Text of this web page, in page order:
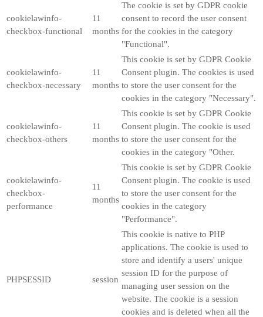
cookielawinfo-
checkbox-functional
11
months
The cookie is set by GDPR cookie
consent to record the user consent
for the cookies in the category
"Functional".
cookielawinfo-
checkbox-necessary
11
months
This cookie is set by GDPR Cookie
Consent plugin. The cookies is used
to store the user consent for the
cookies in the category "Necessary".
cookielawinfo-
checkbox-others
11
months
This cookie is set by GDPR Cookie
Consent plugin. The cookie is used
to store the user consent for the
cookies in the category "Other.
cookielawinfo-
checkbox-
performance
11
months
This cookie is set by GDPR Cookie
Consent plugin. The cookie is used
to store the user consent for the
cookies in the category
"Performance".
PHPSESSID session
This cookie is native to PHP
applications. The cookie is used to
store and identify a users' unique
session ID for the purpose of
managing user session on the
website. The cookie is a session
cookies and is deleted when all the